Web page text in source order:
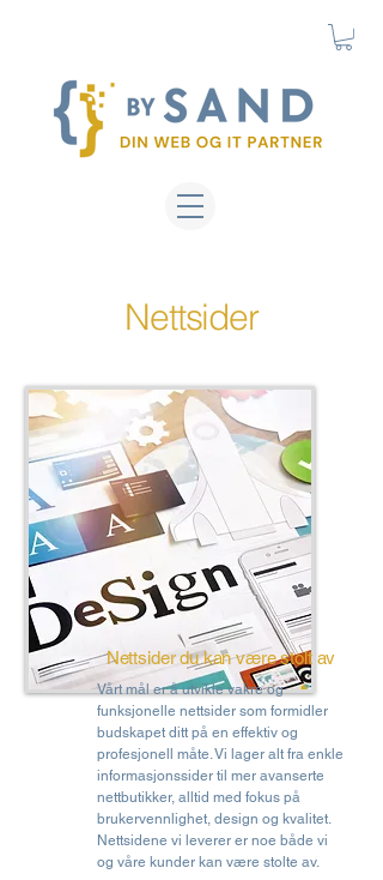
Nettsider
Nettsider du kan være stolt av
​Vårt mål er å utvikle vakre og
funksjonelle nettsider som formidler
budskapet ditt på en effektiv og
profesjonell måte. Vi lager alt fra enkle
informasjonssider til mer avanserte
nettbutikker, alltid med fokus på
brukervennlighet, design og kvalitet.
Nettsidene vi leverer er noe både vi
og våre kunder kan være stolte av.